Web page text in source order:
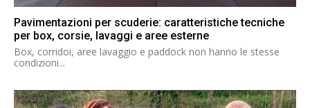
Pavimentazioni per scuderie: caratteristiche tecniche
per box, corsie, lavaggi e aree esterne
Box, corridoi, aree lavaggio e paddock non hanno le stesse
condizioni...